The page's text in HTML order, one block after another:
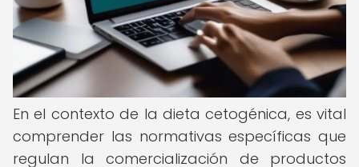
En el contexto de la dieta cetogénica, es vital
comprender las normativas específicas que
regulan la comercialización de productos